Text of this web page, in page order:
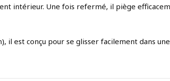
intérieur. Une fois refermé, il piège
il est conçu pour se glisser facilement dans